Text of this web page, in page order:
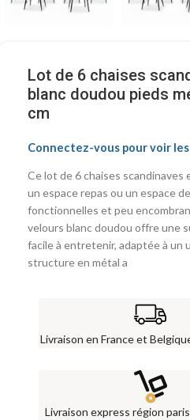
Lot de 6 chaises
blanc doudou pieds
cm
Connectez-vous pour voir
Ce lot de 6 chaises scandinaves
un espace repas ou un espace
fonctionnelles et peu
velours blanc doudou offre une
facile à entretenir, adaptée à un
structure en métal a
Livraison en France et
Livraison express région